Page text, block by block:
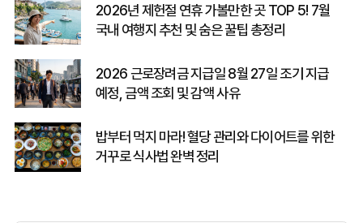
2026년 제헌절 연휴 가볼만한 곳 TOP 5! 7월
국내 여행지 추천 및 숨은 꿀팁 총정리
2026 근로장려금 지급일 8월 27일 조기 지급
예정, 금액 조회 및 감액 사유
밥부터 먹지 마라! 혈당 관리와 다이어트를 위한
거꾸로 식사법 완벽 정리